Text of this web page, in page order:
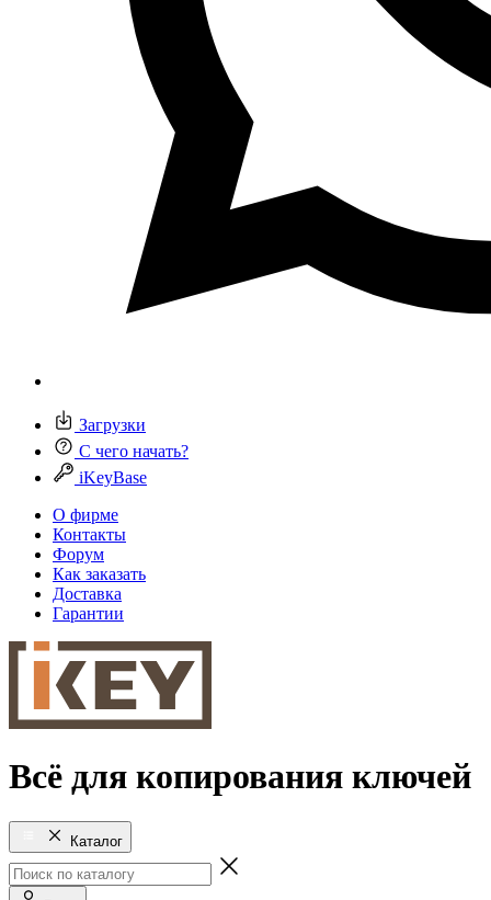
Загрузки
С чего начать?
iKeyBase
О фирме
Контакты
Форум
Как заказать
Доставка
Гарантии
Всё для копирования ключей
Каталог